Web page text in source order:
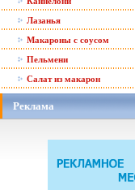
Лазанья
Макароны с соусом
Пельмени
Салат из макарон
Реклама